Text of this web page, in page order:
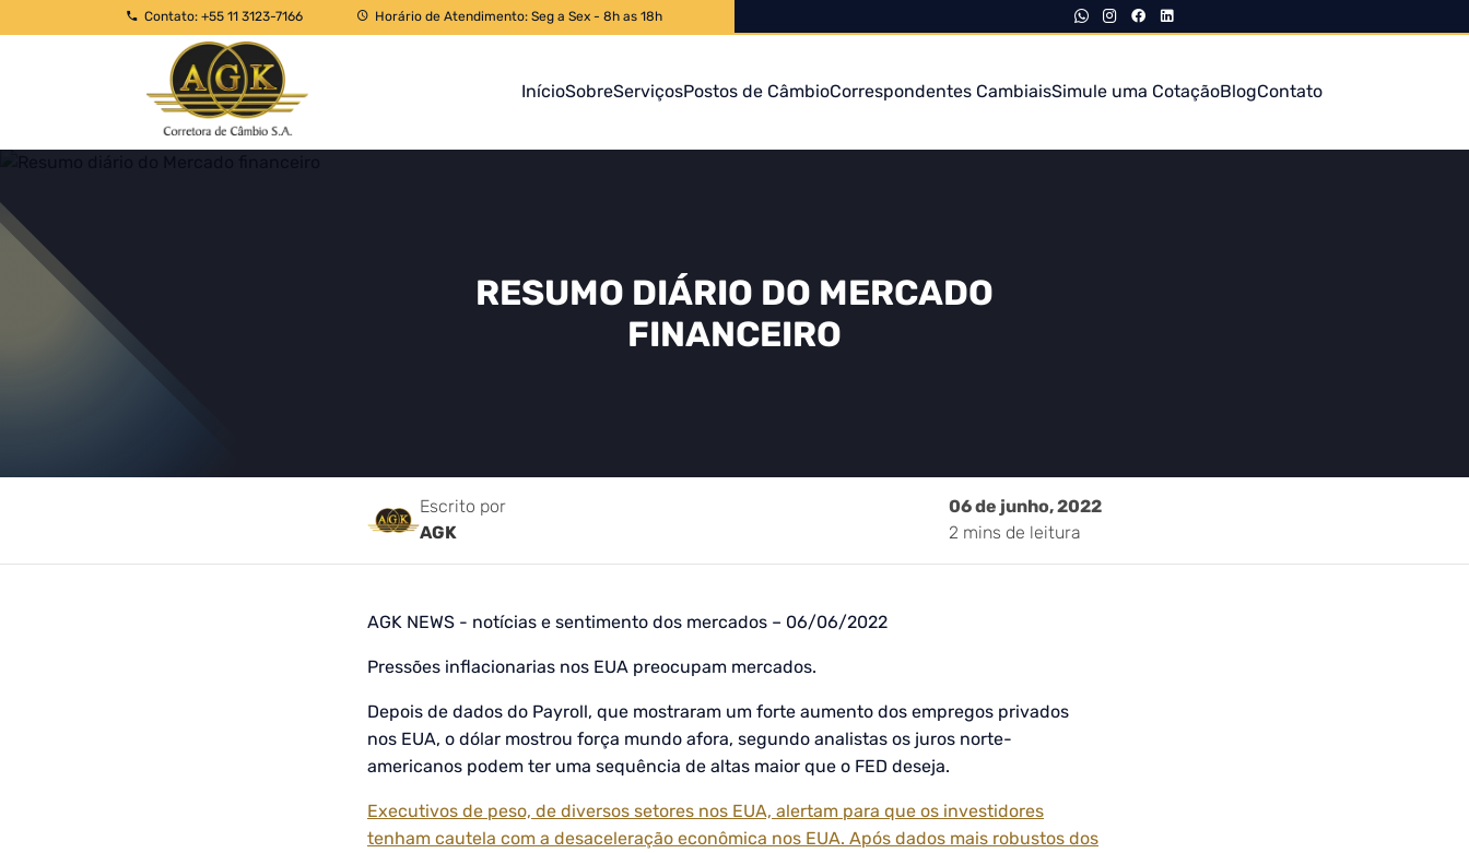
Contato: +55 11 3123-7166 Horário de Atendimento: Seg a Sex - 8h as 18h
InícioSobreServiçosPostos de CâmbioCorrespondentes CambiaisSimule uma CotaçãoBlogContato
RESUMO DIÁRIO DO MERCADO
FINANCEIRO
Escrito por
AGK
06 de junho, 2022
2 mins de leitura
AGK NEWS - notícias e sentimento dos mercados – 06/06/2022
Pressões inflacionarias nos EUA preocupam mercados.
Depois de dados do Payroll, que mostraram um forte aumento dos empregos privados
nos EUA, o dólar mostrou força mundo afora, segundo analistas os juros norte-
americanos podem ter uma sequência de altas maior que o FED deseja.
Executivos de peso, de diversos setores nos EUA, alertam para que os investidores
tenham cautela com a desaceleração econômica nos EUA. Após dados mais robustos dos